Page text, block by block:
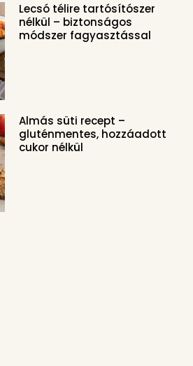
Lecsó télire tartósítószer
nélkül – biztonságos
módszer fagyasztással
Almás süti recept –
gluténmentes, hozzáadott
cukor nélkül